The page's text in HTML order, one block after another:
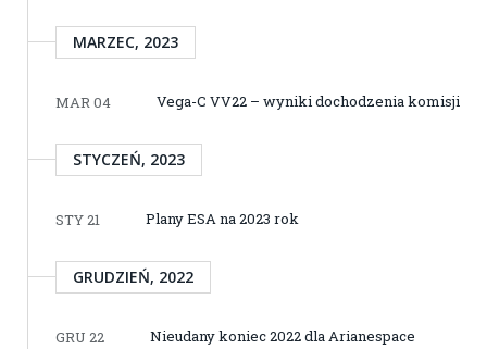
MARZEC, 2023
MAR 04 Vega-C VV22 – wyniki dochodzenia komisji
STYCZEŃ, 2023
STY 21 Plany ESA na 2023 rok
GRUDZIEŃ, 2022
GRU 22 Nieudany koniec 2022 dla Arianespace